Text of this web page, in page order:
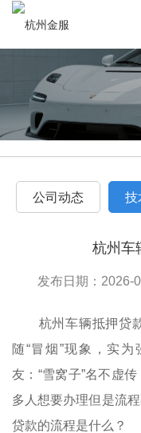
公司动态 技
杭州车
发布日期：2026-
杭州车辆抵押贷款
随“冒烟”现象，实
友：“雪窝子”名不虚
多人想要办理但是流
贷款的流程是什么？